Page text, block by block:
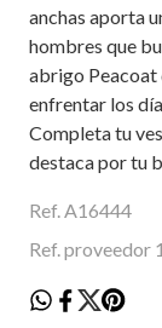
anchas aporta
hombres que
abrigo Peacoat
enfrentar los
Completa tu
destaca por tu
Ref. A16444
Ref. proveedor